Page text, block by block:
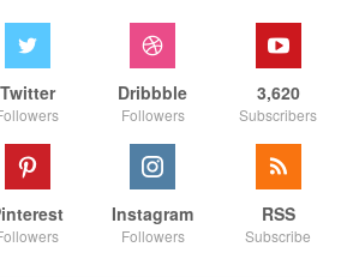
Twitter Dribbble
Followers
3,620
Subscribers
Instagram
Followers
RSS
Subscribe